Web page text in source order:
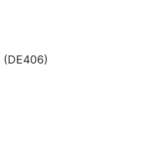
(DE406)